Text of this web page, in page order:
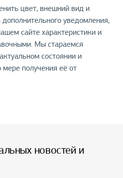
цвет, внешний вид и
уведомления,
сайте характеристики и
Мы стараемся
состоянии и
получения её от
новостей и